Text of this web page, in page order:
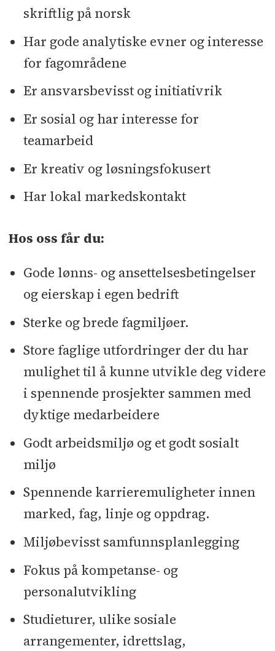
skriftlig på norsk
Har gode analytiske evner og interesse
for fagområdene
Er ansvarsbevisst og initiativrik
Er sosial og har interesse for
teamarbeid
Er kreativ og løsningsfokusert
Har lokal markedskontakt
Hos oss får du:
Gode lønns- og ansettelsesbetingelser
og eierskap i egen bedrift
Sterke og brede fagmiljøer.
Store faglige utfordringer der du har
mulighet til å kunne utvikle deg videre
i spennende prosjekter sammen med
dyktige medarbeidere
Godt arbeidsmiljø og et godt sosialt
miljø
Spennende karrieremuligheter innen
marked, fag, linje og oppdrag.
Miljøbevisst samfunnsplanlegging
Fokus på kompetanse- og
personalutvikling
Studieturer, ulike sosiale
arrangementer, idrettslag,